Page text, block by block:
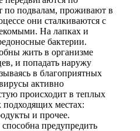
по подвалам, проживают в
они сталкиваются с
На лапках и
бактерии.
жить в организме
и попадать наружу
в благоприятных
активно
происходит в теплых
подходящих местах:
и прочее.
предупредить